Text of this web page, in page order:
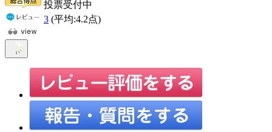
投票受付中
3 (平均:4.2点)